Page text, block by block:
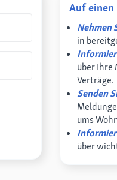
Auf einen
Nehmen
in
über Ihre
Verträge.
Senden
ums
über